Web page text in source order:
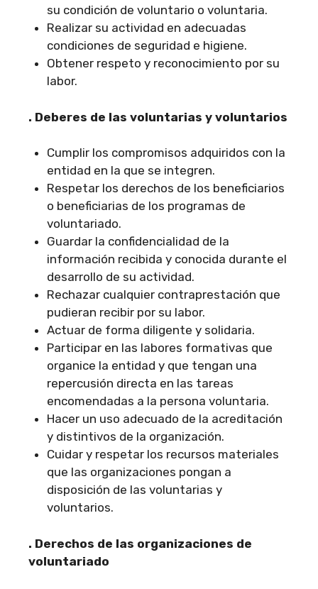
su condición de voluntario o voluntaria.
Realizar su actividad en adecuadas
condiciones de seguridad e higiene.
Obtener respeto y reconocimiento por su
labor.
. Deberes de las voluntarias y voluntarios
Cumplir los compromisos adquiridos con la
entidad en la que se integren.
Respetar los derechos de los beneficiarios
o beneficiarias de los programas de
voluntariado.
Guardar la confidencialidad de la
información recibida y conocida durante el
desarrollo de su actividad.
Rechazar cualquier contraprestación que
pudieran recibir por su labor.
Actuar de forma diligente y solidaria.
Participar en las labores formativas que
organice la entidad y que tengan una
repercusión directa en las tareas
encomendadas a la persona voluntaria.
Hacer un uso adecuado de la acreditación
y distintivos de la organización.
Cuidar y respetar los recursos materiales
que las organizaciones pongan a
disposición de las voluntarias y
voluntarios.
. Derechos de las organizaciones de
voluntariado